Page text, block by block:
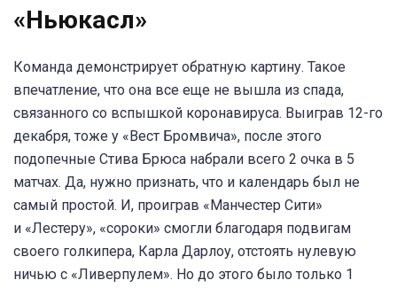
«Ньюкасл»
Команда демонстрирует обратную картину. Такое
впечатление, что она все еще не вышла из спада,
связанного со вспышкой коронавируса. Выиграв 12-го
декабря, тоже у «Вест Бромвича», после этого
подопечные Стива Брюса набрали всего 2 очка в 5
матчах. Да, нужно признать, что и календарь был не
самый простой. И, проиграв «Манчестер Сити»
и «Лестеру», «сороки» смогли благодаря подвигам
своего голкипера, Карла Дарлоу, отстоять нулевую
ничью с «Ливерпулем». Но до этого было только 1